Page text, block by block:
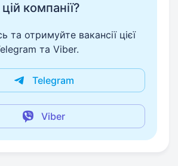
цій компанії?
та отримуйте вакансії цієї
та Viber.
Telegram
Viber